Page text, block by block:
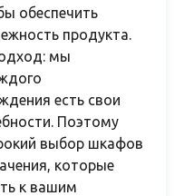
обеспечить
продукта.
мы
есть свои
Поэтому
выбор шкафов
которые
к вашим